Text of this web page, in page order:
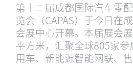
第十二届成都国际汽车零
览会（CAPAS）于今日在
会展中心开幕。本届展会
平方米，汇聚全球805家
用车、新能源智能网联、